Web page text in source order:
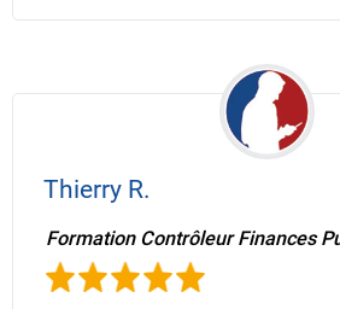
Thierry R.
Formation Contrôleur Finances